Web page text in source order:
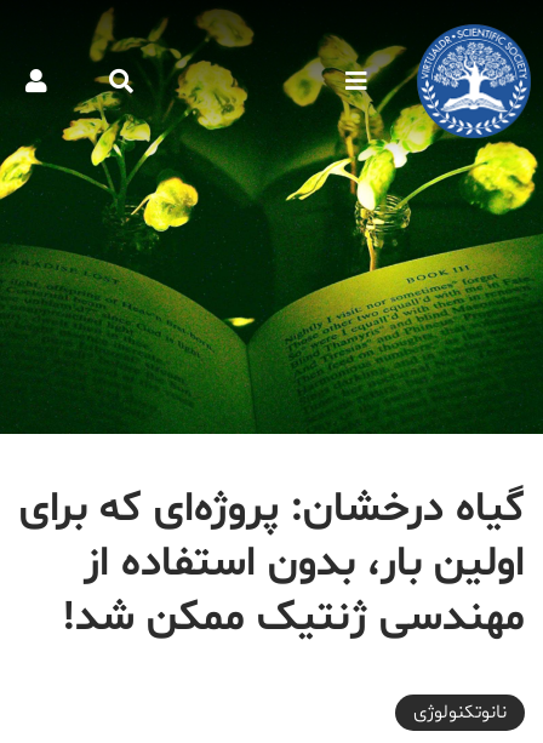
گیاه درخشان: پروژه‌ای که برای
اولین بار، بدون استفاده از
مهندسی ژنتیک ممکن شد!
2017-12-17T09:00:29+03:30
نانوتکنولوژی